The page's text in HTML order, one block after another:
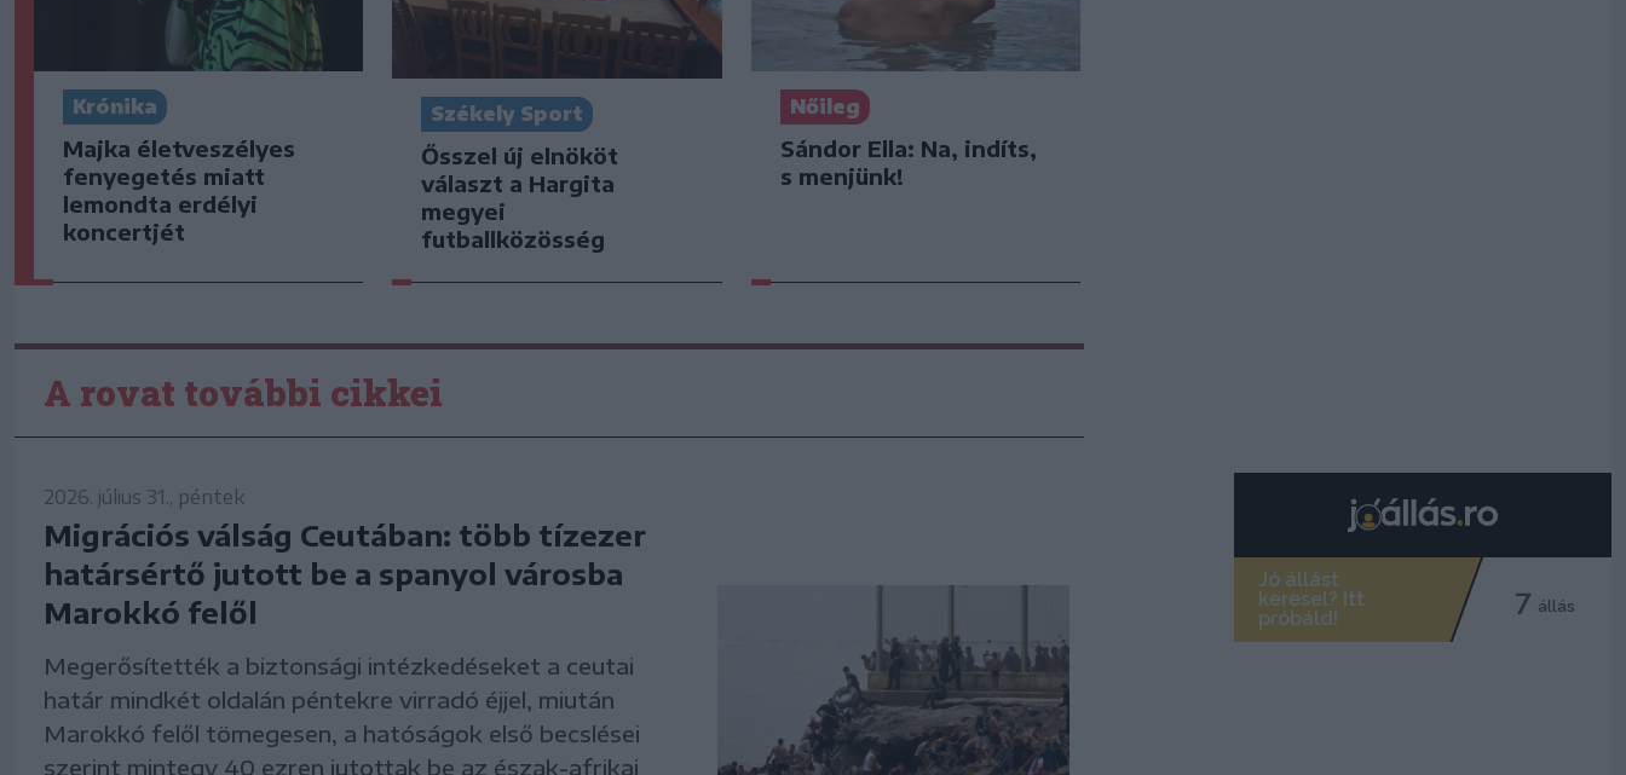
Krónika
Majka életveszélyes
fenyegetés miatt
lemondta erdélyi
koncertjét
Székely Sport
Ősszel új elnököt
választ a Hargita
megyei
futballközösség
Nőileg
Sándor Ella: Na, indíts,
s menjünk!
A rovat további cikkei
2026. július 31., péntek
Migrációs válság Ceutában: több tízezer
határsértő jutott be a spanyol városba
Marokkó felől
Megerősítették a biztonsági intézkedéseket a ceutai
határ mindkét oldalán péntekre virradó éjjel, miután
Marokkó felől tömegesen, a hatóságok első becslései
szerint mintegy 40 ezren jutottak be az észak-afrikai